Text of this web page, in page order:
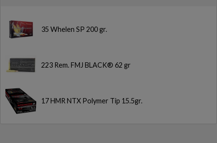
35 Whelen SP 200 gr.
223 Rem. FMJ BLACK® 62 gr
17 HMR NTX Polymer Tip 15.5gr.